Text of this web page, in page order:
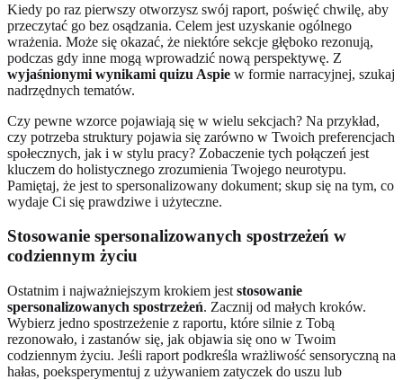
Kiedy po raz pierwszy otworzysz swój raport, poświęć chwilę, aby
przeczytać go bez osądzania. Celem jest uzyskanie ogólnego
wrażenia. Może się okazać, że niektóre sekcje głęboko rezonują,
podczas gdy inne mogą wprowadzić nową perspektywę. Z
wyjaśnionymi wynikami quizu Aspie w formie narracyjnej, szukaj
nadrzędnych tematów.
Czy pewne wzorce pojawiają się w wielu sekcjach? Na przykład,
czy potrzeba struktury pojawia się zarówno w Twoich preferencjach
społecznych, jak i w stylu pracy? Zobaczenie tych połączeń jest
kluczem do holistycznego zrozumienia Twojego neurotypu.
Pamiętaj, że jest to spersonalizowany dokument; skup się na tym, co
wydaje Ci się prawdziwe i użyteczne.
Stosowanie spersonalizowanych spostrzeżeń w
codziennym życiu
Ostatnim i najważniejszym krokiem jest stosowanie
spersonalizowanych spostrzeżeń. Zacznij od małych kroków.
Wybierz jedno spostrzeżenie z raportu, które silnie z Tobą
rezonowało, i zastanów się, jak objawia się ono w Twoim
codziennym życiu. Jeśli raport podkreśla wrażliwość sensoryczną na
hałas, poeksperymentuj z używaniem zatyczek do uszu lub